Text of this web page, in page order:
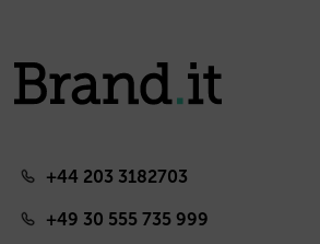
+44 203 3182703
+49 30 555 735 999